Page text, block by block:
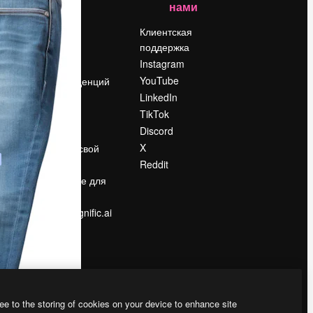
Цены
О нас
Reviews
Вакансии
Поиск тенденций
Блог
События
Slidesgo
Продайте свой
контент
Помещение для
прессы
Ищете magnific.ai
нами
Клиентская
поддержка
Instagram
YouTube
LinkedIn
TikTok
Discord
X
Reddit
to the storing of cookies on your device to enhance site